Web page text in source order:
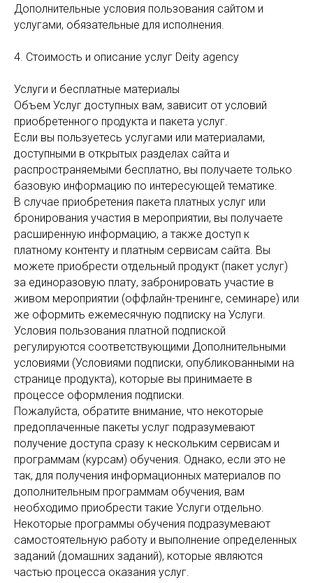
Дополнительные условия пользования сайтом и
услугами, обязательные для исполнения.
4. Стоимость и описание услуг Deity agency
Услуги и бесплатные материалы
Объем Услуг доступных вам, зависит от условий
приобретенного продукта и пакета услуг.
Если вы пользуетесь услугами или материалами,
доступными в открытых разделах сайта и
распространяемыми бесплатно, вы получаете только
базовую информацию по интересующей тематике.
В случае приобретения пакета платных услуг или
бронирования участия в мероприятии, вы получаете
расширенную информацию, а также доступ к
платному контенту и платным сервисам сайта. Вы
можете приобрести отдельный продукт (пакет услуг)
за единоразовую плату, забронировать участие в
живом мероприятии (оффлайн-тренинге, семинаре) или
же оформить ежемесячную подписку на Услуги.
Условия пользования платной подпиской
регулируются соответствующими Дополнительными
условиями (Условиями подписки, опубликованными на
странице продукта), которые вы принимаете в
процессе оформления подписки.
Пожалуйста, обратите внимание, что некоторые
предоплаченные пакеты услуг подразумевают
получение доступа сразу к нескольким сервисам и
программам (курсам) обучения. Однако, если это не
так, для получения информационных материалов по
дополнительным программам обучения, вам
необходимо приобрести такие Услуги отдельно.
Некоторые программы обучения подразумевают
самостоятельную работу и выполнение определенных
заданий (домашних заданий), которые являются
частью процесса оказания услуг.